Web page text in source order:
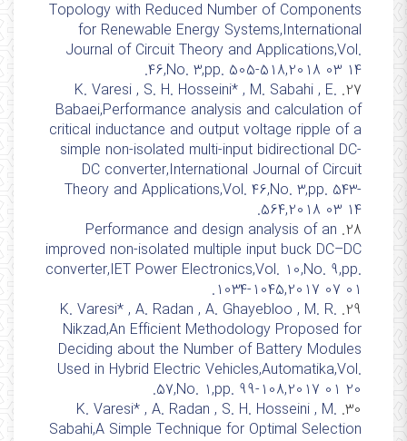
Topology with Reduced Number of Components
for Renewable Energy Systems,International
Journal of Circuit Theory and Applications,Vol.
46,No. 3,pp. 505-518,2018 03 14.
27.
K. Varesi , S. H. Hosseini* , M. Sabahi , E.
Babaei,Performance analysis and calculation of
critical inductance and output voltage ripple of a
simple non‐isolated multi‐input bidirectional DC‐
DC converter,International Journal of Circuit
Theory and Applications,Vol. 46,No. 3,pp. 543-
564,2018 03 14.
28.
Performance and design analysis of an
improved non-isolated multiple input buck DC–DC
converter,IET Power Electronics,Vol. 10,No. 9,pp.
1034-1045,2017 07 01.
29.
K. Varesi* , A. Radan , A. Ghayebloo , M. R.
Nikzad,An Efficient Methodology Proposed for
Deciding about the Number of Battery Modules
Used in Hybrid Electric Vehicles,Automatika,Vol.
57,No. 1,pp. 99-108,2017 01 20.
30.
K. Varesi* , A. Radan , S. H. Hosseini , M.
Sabahi,A Simple Technique for Optimal Selection